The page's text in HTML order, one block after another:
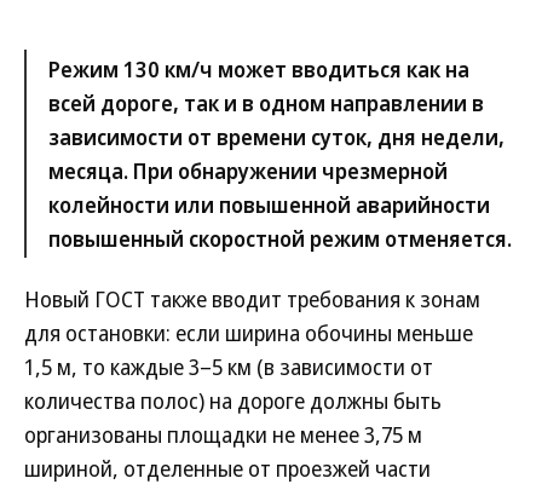
Режим 130 км/ч может вводиться как на
всей дороге, так и в одном направлении в
зависимости от времени суток, дня недели,
месяца. При обнаружении чрезмерной
колейности или повышенной аварийности
повышенный скоростной режим отменяется.
Новый ГОСТ также вводит требования к зонам
для остановки: если ширина обочины меньше
1,5 м, то каждые 3–5 км (в зависимости от
количества полос) на дороге должны быть
организованы площадки не менее 3,75 м
шириной, отделенные от проезжей части